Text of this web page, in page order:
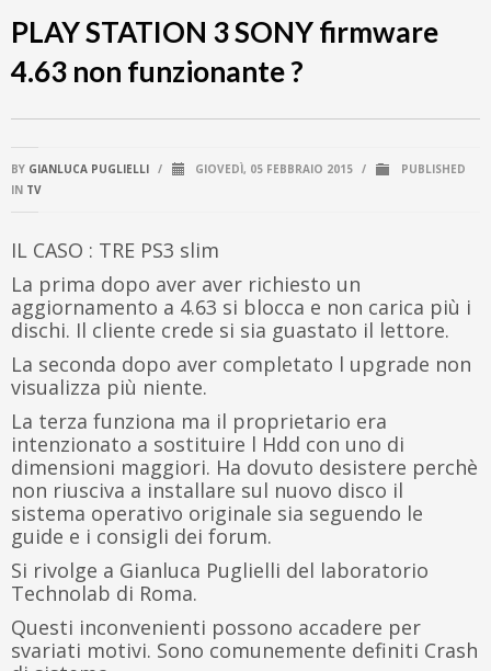
PLAY STATION 3 SONY firmware
4.63 non funzionante ?
BY GIANLUCA PUGLIELLI / GIOVEDÌ, 05 FEBBRAIO 2015 /
PUBLISHED
IN TV
IL CASO : TRE PS3 slim
La prima dopo aver aver richiesto un
aggiornamento a 4.63 si blocca e non carica più i
dischi. Il cliente crede si sia guastato il lettore.
La seconda dopo aver completato l upgrade non
visualizza più niente.
La terza funziona ma il proprietario era
intenzionato a sostituire l Hdd con uno di
dimensioni maggiori. Ha dovuto desistere perchè
non riusciva a installare sul nuovo disco il
sistema operativo originale sia seguendo le
guide e i consigli dei forum.
Si rivolge a Gianluca Puglielli del laboratorio
Technolab di Roma.
Questi inconvenienti possono accadere per
svariati motivi. Sono comunemente definiti Crash